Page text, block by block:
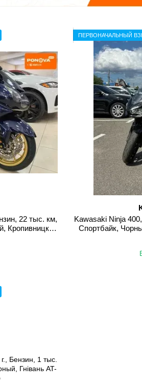
22 тыс. км,
Кропивницкий
ПЕРВОНАЧАЛЬНЫЙ
Kawasaki Ninja
Спортбайк,